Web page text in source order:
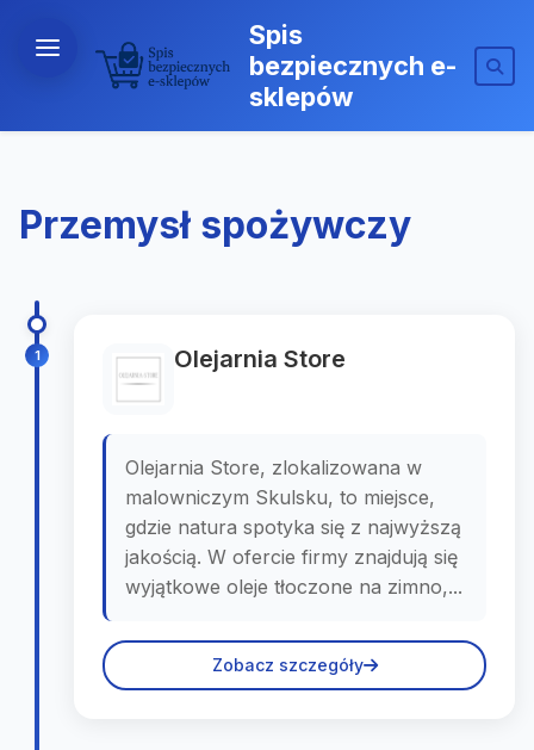
Spis
bezpiecznych e-
sklepów
Przemysł spożywczy
1 Olejarnia Store
Olejarnia Store, zlokalizowana w
malowniczym Skulsku, to miejsce,
gdzie natura spotyka się z najwyższą
jakością. W ofercie firmy znajdują się
wyjątkowe oleje tłoczone na zimno,...
Zobacz szczegóły